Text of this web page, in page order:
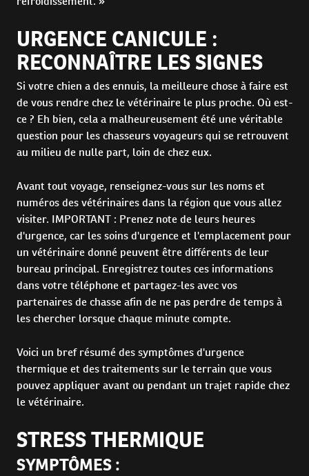
URGENCE CANICULE :
RECONNAÎTRE LES SIGNES
Si votre chien a des ennuis, la meilleure chose à faire est
de vous rendre chez le vétérinaire le plus proche. Où est-
ce ? Eh bien, cela a malheureusement été une véritable
question pour les chasseurs voyageurs qui se retrouvent
au milieu de nulle part, loin de chez eux.
Avant tout voyage, renseignez-vous sur les noms et
numéros des vétérinaires dans la région que vous allez
visiter. IMPORTANT : Prenez note de leurs heures
d'urgence, car les soins d'urgence et l'emplacement pour
un vétérinaire donné peuvent être différents de leur
bureau principal. Enregistrez toutes ces informations
dans votre téléphone et partagez-les avec vos
partenaires de chasse afin de ne pas perdre de temps à
les chercher lorsque chaque minute compte.
Voici un bref résumé des symptômes d'urgence
thermique et des traitements sur le terrain que vous
pouvez appliquer avant ou pendant un trajet rapide chez
le vétérinaire.
STRESS THERMIQUE
SYMPTÔMES :